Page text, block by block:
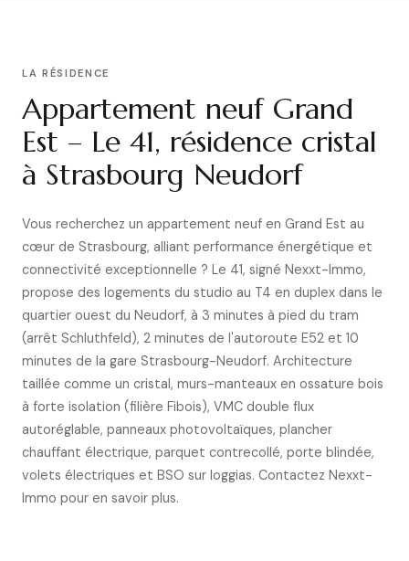
LA RÉSIDENCE
Appartement neuf Grand
Est – Le 41, résidence cristal
à Strasbourg Neudorf
Vous recherchez un appartement neuf en Grand Est au
cœur de Strasbourg, alliant performance énergétique et
connectivité exceptionnelle ? Le 41, signé Nexxt-Immo,
propose des logements du studio au T4 en duplex dans le
quartier ouest du Neudorf, à 3 minutes à pied du tram
(arrêt Schluthfeld), 2 minutes de l'autoroute E52 et 10
minutes de la gare Strasbourg-Neudorf. Architecture
taillée comme un cristal, murs-manteaux en ossature bois
à forte isolation (filière Fibois), VMC double flux
autoréglable, panneaux photovoltaïques, plancher
chauffant électrique, parquet contrecollé, porte blindée,
volets électriques et BSO sur loggias. Contactez Nexxt-
Immo pour en savoir plus.